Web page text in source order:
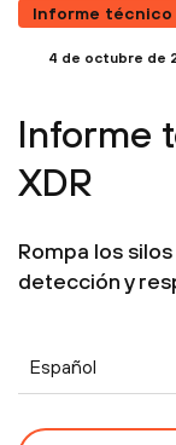
Informe técnico
4 de octubre de
Informe
XDR
Rompa los
detección y
Español